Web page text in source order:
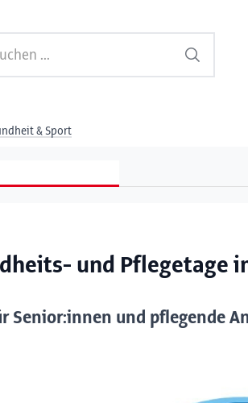
& Sport
und Pflegetage
Senior:innen und pflegende